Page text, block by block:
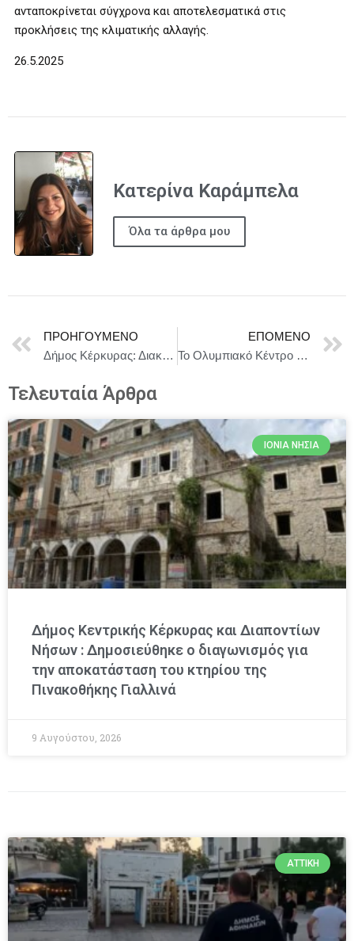
ανταποκρίνεται σύγχρονα και αποτελεσματικά στις
προκλήσεις της κλιματικής αλλαγής.
26.5.2025
Κατερίνα Καράμπελα
Όλα τα άρθρα μου
ΠΡΟΗΓΟΎΜΕΝΟ
Δήμος Κέρκυρας: Διακοπές υδροδότησης λόγω ανεξόφλητων οφειλών
ΕΠΌΜΕΝΟ
Το Ολυμπιακό Κέντρο Υγρού Στίβου γέμισε παιδικά χαμόγελα και ξέγνοιαστο παιχνίδι.
Τελευταία Άρθρα
ΙΌΝΙΑ ΝΗΣΙΆ
Δήμος Κεντρικής Κέρκυρας και Διαποντίων
Νήσων : Δημοσιεύθηκε ο διαγωνισμός για
την αποκατάσταση του κτηρίου της
Πινακοθήκης Γιαλλινά
9 Αυγούστου, 2026
ΑΤΤΙΚΉ